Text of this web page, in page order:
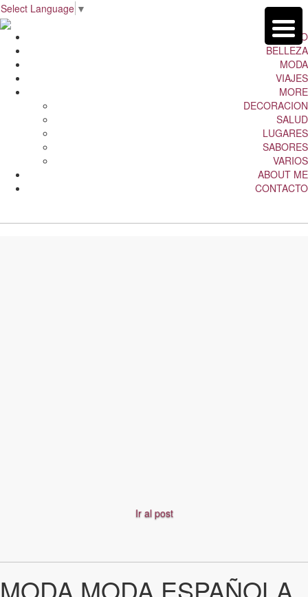
Select Language ▼
INICIO
BELLEZA
MODA
VIAJES
MORE
DECORACION
SALUD
LUGARES
SABORES
VARIOS
ABOUT ME
CONTACTO
Ir al post
MODA MODA ESPAÑOLA